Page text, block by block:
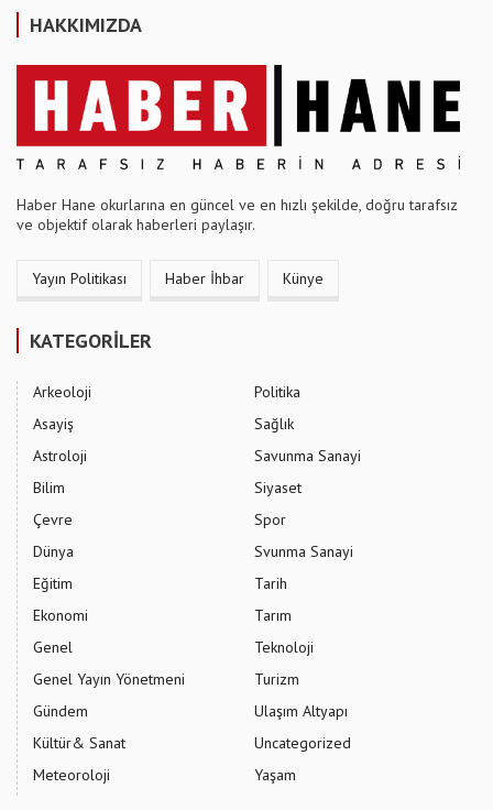
HAKKIMIZDA
Haber Hane okurlarına en güncel ve en hızlı şekilde, doğru tarafsız
ve objektif olarak haberleri paylaşır.
Yayın Politikası Haber İhbar Künye
KATEGORİLER
Arkeoloji
Asayiş
Astroloji
Bilim
Çevre
Dünya
Eğitim
Ekonomi
Genel
Genel Yayın Yönetmeni
Gündem
Kültür& Sanat
Meteoroloji
Politika
Sağlık
Savunma Sanayi
Siyaset
Spor
Svunma Sanayi
Tarih
Tarım
Teknoloji
Turizm
Ulaşım Altyapı
Uncategorized
Yaşam